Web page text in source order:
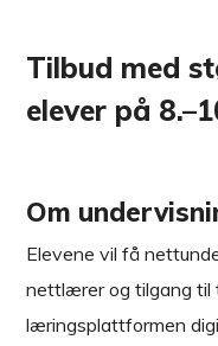
Tilbud med
elever på
Om
Elevene vil få
nettlærer og tilgang til
læringsplattformen